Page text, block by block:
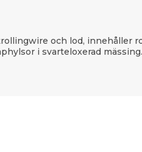
och lod, innehåller
i svarteloxerad mässing.